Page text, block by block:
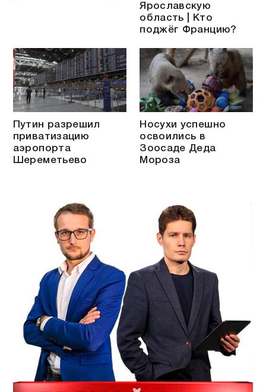
Ярославскую
область | Кто
поджёг Францию?
Путин разрешил
приватизацию
аэропорта
Шереметьево
Носухи успешно
освоились в
Зоосаде Деда
Мороза